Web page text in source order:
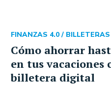
Cómo ahorrar
en tus vacaciones
billetera digital
FINANZAS 4.0 /